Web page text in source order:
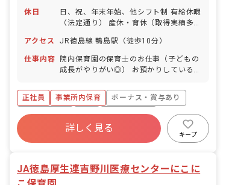
休日
日、祝、年末年始、他シフト制 有給休暇
（法定通り） 産休・育休（取得実績多
日
アクセス JR徳島線 鴨島駅（徒歩10分）
仕事内容
院内保育園の保育士のお仕事（子どもの
成長がやりがい◎） お預かりしている子
食事・睡眠・排泄・清潔・衣類の着脱等
・集団生活を通じた社会性の装着 ・行事
の計画・実行、お知らせの作成
正社員 事業所内保育
ボーナス・賞与あり
社会保険完備
有給
福利厚生充実
昇給昇進あり
産休育休制度
詳しく見る
キープ
JA徳島厚生連吉野川医療センターにこに